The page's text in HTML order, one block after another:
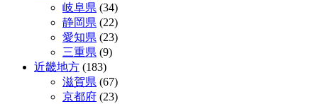
岐阜県 (34)
静岡県 (22)
愛知県 (23)
三重県 (9)
近畿地方 (183)
滋賀県 (67)
京都府 (23)